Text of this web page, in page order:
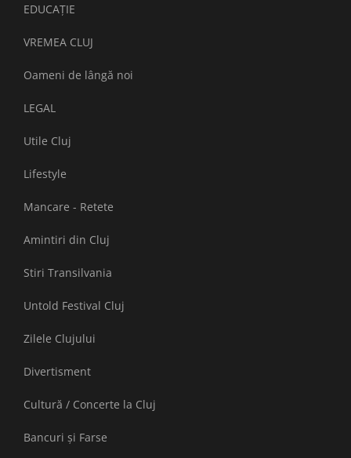
EDUCAȚIE
VREMEA CLUJ
Oameni de lângă noi
LEGAL
Utile Cluj
Lifestyle
Mancare - Retete
Amintiri din Cluj
Stiri Transilvania
Untold Festival Cluj
Zilele Clujului
Divertisment
Cultură / Concerte la Cluj
Bancuri și Farse